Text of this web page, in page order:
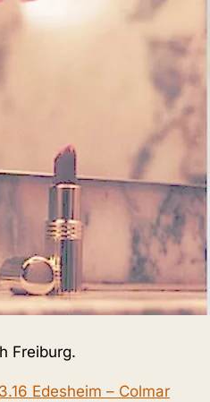
Freiburg.
Edesheim – Colmar